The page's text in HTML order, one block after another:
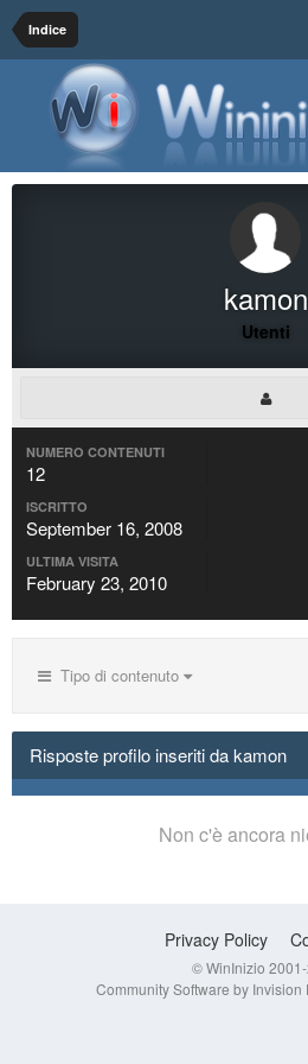
Indice
kamon
Utenti
NUMERO CONTENUTI
12
ISCRITTO
September 16, 2008
ULTIMA VISITA
February 23, 2010
Tipo di contenuto
Risposte profilo inseriti da kamon
Non c'è ancora
Privacy Policy
© WinInizio
Community Software by Invision